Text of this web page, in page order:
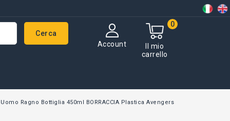
Il mio
carrello
0
Account
Cerca
Uomo Ragno Bottiglia 450ml BORRACCIA Plastica Avengers